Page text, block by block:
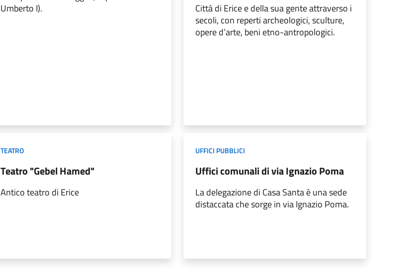
Umberto I).
Città di Erice e della sua gente attraverso i
secoli, con reperti archeologici, sculture,
opere d’arte, beni etno-antropologici.
TEATRO
Teatro "Gebel Hamed"
Antico teatro di Erice
UFFICI PUBBLICI
Uffici comunali di via Ignazio Poma
La delegazione di Casa Santa è una sede
distaccata che sorge in via Ignazio Poma.